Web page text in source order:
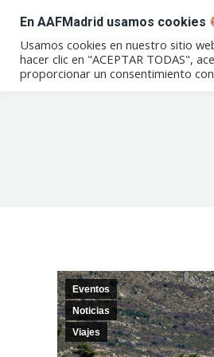
Conócenos
Eventos
Noticias
Viajes
En AAFMadrid usamos cookies
Usamos cookies en nuestro sitio
hacer clic en "ACEPTAR TODAS",
proporcionar un consentimiento